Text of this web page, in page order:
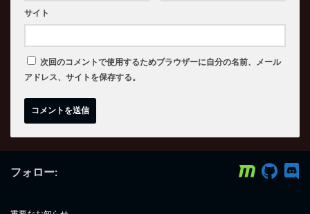
サイト
次回のコメントで使用するためブラウザーに自分の名前、メール
アドレス、サイトを保存する。
フォロー: